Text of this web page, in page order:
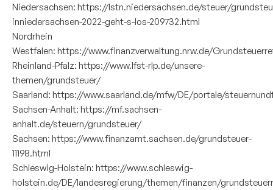
Niedersachsen: https://lstn.niedersachsen.de/steuer/
inniedersachsen-2022-geht-s-los-209732.html
Nordrhein
Westfalen: https://www.finanzverwaltung.nrw.de/
Rheinland-Pfalz: https://www.lfst-rlp.de/unsere-
themen/grundsteuer/
Saarland: https://www.saarland.de/mfw/DE/portale/
Sachsen-Anhalt: https://mf.sachsen-
anhalt.de/steuern/grundsteuer/
Sachsen: https://www.finanzamt.sachsen.de/grundsteuer-
11198.html
Schleswig-Holstein: https://www.schleswig-
holstein.de/DE/landesregierung/themen/finanzen/